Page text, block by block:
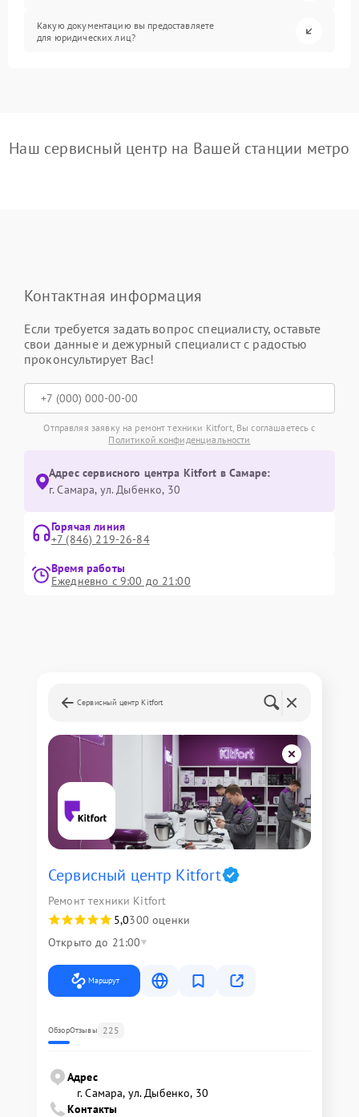
Какую документацию вы предоставляете
для юридических лиц?
Наш сервисный центр на Вашей станции метро
Контактная информация
Если требуется задать вопрос специалисту, оставьте
свои данные и дежурный специалист с радостью
проконсультирует Вас!
Отправляя заявку на ремонт техники Kitfort, Вы соглашаетесь с
Политикой конфиденциальности
Адрес сервисного центра Kitfort в Самаре:
г. Самара, ул. Дыбенко, 30
Горячая линия
+7 (846) 219-26-84
Время работы
Ежедневно с 9:00 до 21:00
Сервисный центр Kitfort
Сервисный центр Kitfort
Ремонт техники Kitfort
5,0300 оценки
Открыто до 21:00
Маршрут
ОбзорОтзывы 225
Адрес
г. Самара, ул. Дыбенко, 30
Контакты